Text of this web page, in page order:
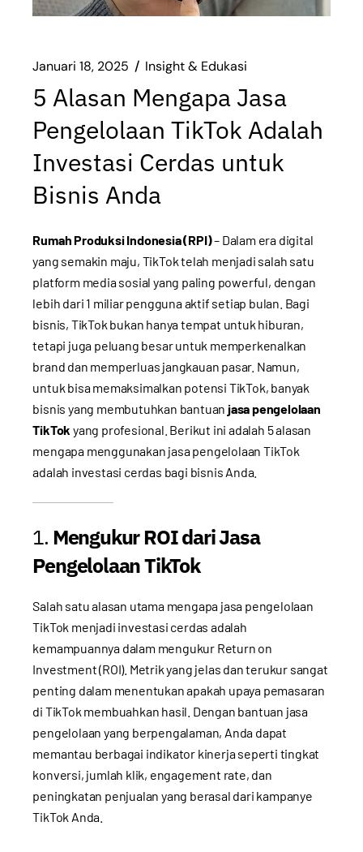
Januari 18, 2025 Insight & Edukasi
5 Alasan Mengapa Jasa
Pengelolaan TikTok Adalah
Investasi Cerdas untuk
Bisnis Anda
Rumah Produksi Indonesia (RPI)– Dalam era digital
yang semakin maju, TikTok telah menjadi salah satu
platform media sosial yang paling powerful, dengan
lebih dari 1 miliar pengguna aktif setiap bulan. Bagi
bisnis, TikTok bukan hanya tempat untuk hiburan,
tetapi juga peluang besar untuk memperkenalkan
brand dan memperluas jangkauan pasar. Namun,
untuk bisa memaksimalkan potensi TikTok, banyak
bisnis yang membutuhkan bantuan jasa pengelolaan
TikTok yang profesional. Berikut ini adalah 5 alasan
mengapa menggunakan jasa pengelolaan TikTok
adalah investasi cerdas bagi bisnis Anda.
1. Mengukur ROI dari Jasa
Pengelolaan TikTok
Salah satu alasan utama mengapa jasa pengelolaan
TikTok menjadi investasi cerdas adalah
kemampuannya dalam mengukur Return on
Investment (ROI). Metrik yang jelas dan terukur sangat
penting dalam menentukan apakah upaya pemasaran
di TikTok membuahkan hasil. Dengan bantuan jasa
pengelolaan yang berpengalaman, Anda dapat
memantau berbagai indikator kinerja seperti tingkat
konversi, jumlah klik, engagement rate, dan
peningkatan penjualan yang berasal dari kampanye
TikTok Anda.